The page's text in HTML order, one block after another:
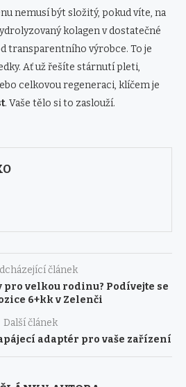
nemusí být složitý, pokud víte, na
kolagen v dostatečné
transparentního výrobce. To je
Ať už řešíte stárnutí pleti,
celkovou regeneraci, klíčem je
. Vaše tělo si to zaslouží.
článek
pro velkou rodinu? Podívejte se
6+kk v Zelenči
Další článek
adaptér pro vaše zařízení